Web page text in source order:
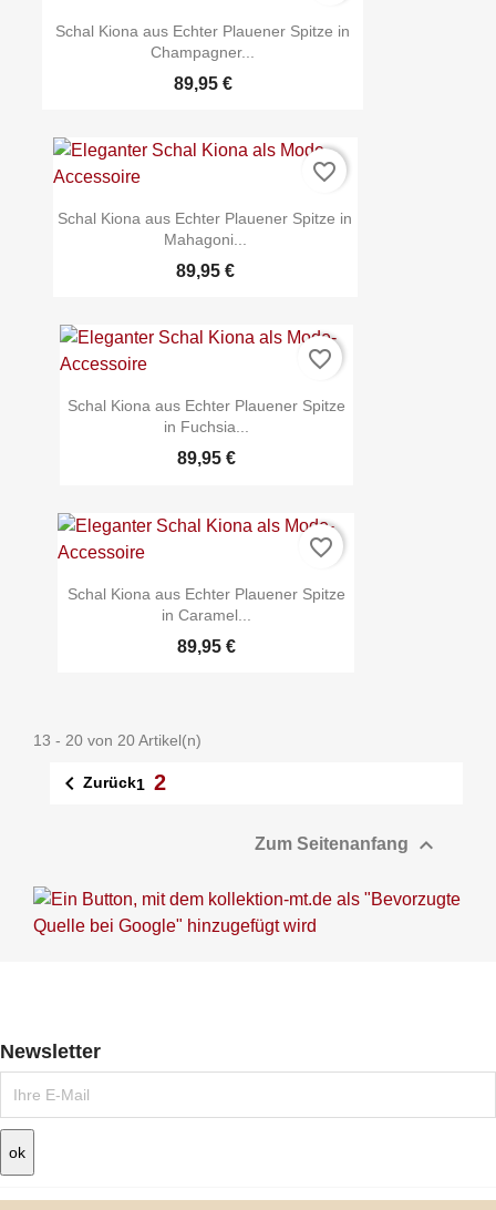
Schal Kiona aus Echter Plauener Spitze in
Champagner...
89,95 €
Schal Kiona aus Echter Plauener Spitze in
Mahagoni...
89,95 €
favorite_border
Schal Kiona aus Echter Plauener Spitze
in Fuchsia...
89,95 €
favorite_border
Schal Kiona aus Echter Plauener Spitze
in Caramel...
89,95 €
favorite_border
13 - 20 von 20 Artikel(n)
 Zurück1 2
Zum Seitenanfang 
Newsletter